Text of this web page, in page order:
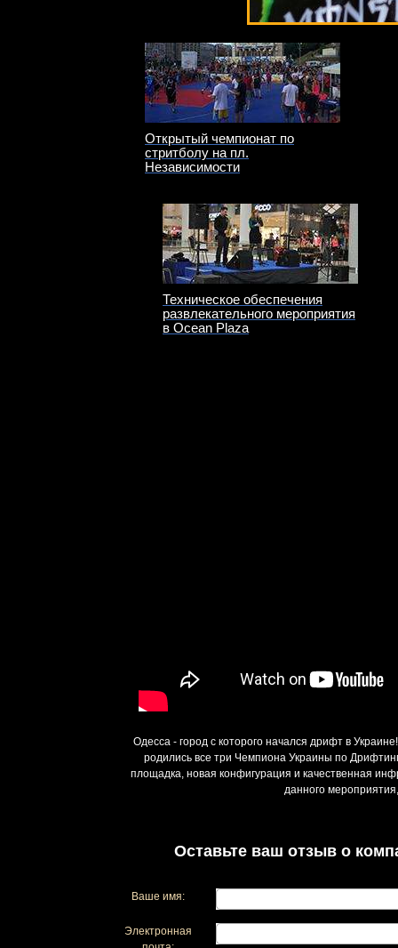
Открытый чемпионат по
стритболу на пл.
Независимости
Техническое обеспечения
развлекательного мероприятия
в Ocean Plaza
Одесса - город с которого начался дрифт в
родились все три Чемпиона Украины по
площадка, новая конфигурация и качественная
данного
Оставьте ваш отзыв о
Ваше имя:
Электронная